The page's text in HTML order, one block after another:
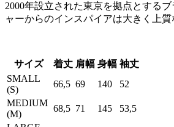
2000年設立された東京を拠点とする
ャーからのインスパイアは大きく上
サイズ 着丈 肩幅 身幅 袖丈
SMALL
(S)
66,5 69 140
52
MEDIUM
(M)
68,5 71 145
53,5